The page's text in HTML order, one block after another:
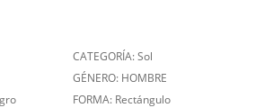
CATEGORÍA: Sol
GÉNERO: HOMBRE
FORMA: Rectángulo